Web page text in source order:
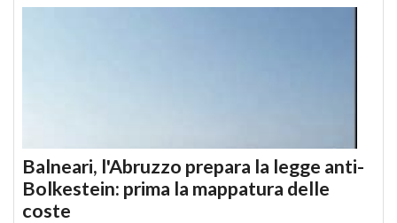
Balneari, l'Abruzzo prepara la legge anti-
Bolkestein: prima la mappatura delle
coste